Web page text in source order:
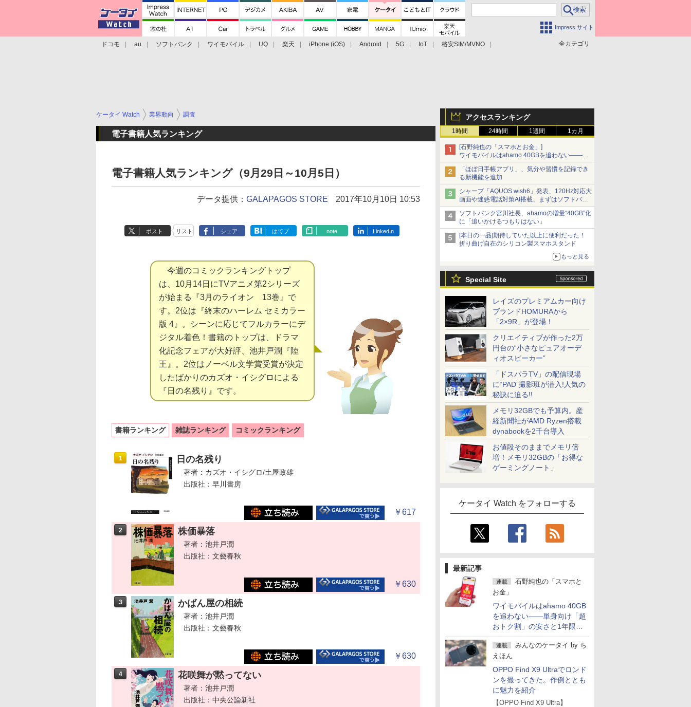
Impress サイト
全カテゴリ
ドコモ au ソフトバンク ワイモバイル UQ 楽天 iPhone (iOS) Android 5G IoT
格安SIM/MVNO
アクセスランキング
1時間 24時間 1週間 1カ月
[石野純也の「スマホとお金」]
ワイモバイルはahamo 40GBを追わない――単
身向け「超おトク割」の安さと1年限定の注意
「ほぼ日手帳アプリ」、気分や習慣を記録でき
る新機能を追加
シャープ「AQUOS wish6」発表、120Hz対応大
画面や迷惑電話対策AI搭載、まずはソフトバン
クの法人向け
ソフトバンク宮川社長、ahamoの増量“40GB”化
に「追いかけるつもりはない」
[本日の一品]期待していた以上に便利だった！
折り曲げ自在のシリコン製スマホスタンド
もっと見る
Special Site
レイズのプレミアムカー向け
ブランドHOMURAから
「2×9R」が登場！
クリエイティブが作った2万
円台の“小さなピュアオーデ
ィオスピーカー”
「ドスパラTV」の配信現場
に“PAD”撮影班が潜入!人気の
秘訣に迫る!!
メモリ32GBでも予算内。産
経新聞社がAMD Ryzen搭載
dynabookを2千台導入
お値段そのままでメモリ倍
増！メモリ32GBの「お得な
ゲーミングノート」
ケータイ Watch をフォローする
最新記事
連載
石野純也の「スマホと
お金」
ワイモバイルはahamo 40GB
を追わない――単身向け「超
おトク割」の安さと1年限定
の注意点
連載 みんなのケータイ by ち
えほん
OPPO Find X9 Ultraでロンド
ンを撮ってきた。作例ととも
に魅力を紹介
【OPPO Find X9 Ultra】
ケータイ Watch 業界動向 調査
電子書籍人気ランキング
電子書籍人気ランキング（9月29日～10月5日）
データ提供： GALAPAGOS STORE 2017年10月10日 10:53
ポスト リスト シェア はてブ note LinkedIn
今週のコミックランキングトップ
は、10月14日にTVアニメ第2シリーズ
が始まる『3月のライオン 13巻』で
す。2位は『終末のハーレム セミカラー
版 4』。シーンに応じてフルカラーにデ
ジタル着色！書籍のトップは、ドラマ
化記念フェアが大好評、池井戸潤『陸
王』。2位はノーベル文学賞受賞が決定
したばかりのカズオ・イシグロによる
『日の名残り』です。
書籍ランキング 雑誌ランキング コミックランキング
1 日の名残り
著者：カズオ・イシグロ/土屋政雄
出版社：早川書房
￥617
2 株価暴落
著者：池井戸潤
出版社：文藝春秋
￥630
3 かばん屋の相続
著者：池井戸潤
出版社：文藝春秋
￥630
4 花咲舞が黙ってない
著者：池井戸潤
出版社：中央公論新社